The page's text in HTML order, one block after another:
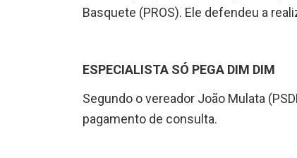
Basquete (PROS). Ele defendeu a
ESPECIALISTA SÓ PEGA DIM DIM
Segundo o vereador João Mulata
pagamento de consulta.